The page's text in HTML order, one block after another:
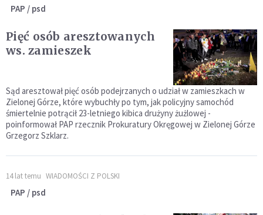
PAP / psd
Pięć osób aresztowanych
ws. zamieszek
Sąd aresztował pięć osób podejrzanych o udział w zamieszkach w
Zielonej Górze, które wybuchły po tym, jak policyjny samochód
śmiertelnie potrącił 23-letniego kibica drużyny żużlowej -
poinformował PAP rzecznik Prokuratury Okręgowej w Zielonej Górze
Grzegorz Szklarz.
14 lat temu WIADOMOŚCI Z POLSKI
PAP / psd